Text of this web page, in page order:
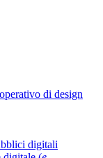
di design
digitali